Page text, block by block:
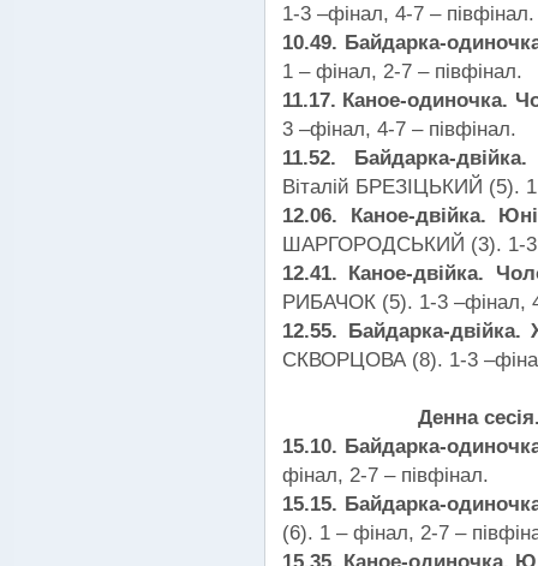
1-3 –фінал, 4-7 – півфінал.
10.49. Байдарка-
1 – фінал, 2-7 – півфінал.
11.17. Каное-одиночка.
3 –фінал, 4-7 – півфінал.
11.52. Байдарка-
Віталій БРЕЗІЦЬКИЙ (5).
12.06. Каное-двійка.
ШАРГОРОДСЬКИЙ (3). 1-3
12.41. Каное-двійка.
РИБАЧОК (5). 1-3 –фінал,
12.55. Байдарка-
СКВОРЦОВА (8). 1-3
Денна
15.10. Байдарка-
фінал, 2-7 – півфінал.
15.15. Байдарка-
(6). 1 – фінал, 2-7 –
15.35. Каное-одиночка.